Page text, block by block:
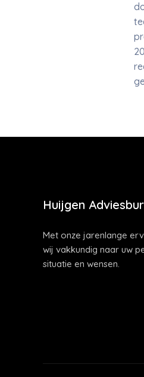
Huijgen
Met onze jarenlange
wij vakkundig naar uw
situatie en wensen.